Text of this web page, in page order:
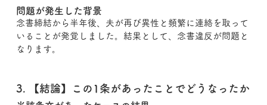
問題が発生した背景
念書締結から半年後、夫が再び異性と頻繁に連絡を取って
いることが発覚しました。結果として、念書違反が問題と
なります。
3. 【結論】この1条があったことでどうなったか